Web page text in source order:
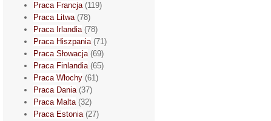
Praca Francja(119)
Praca Litwa(78)
Praca Irlandia(78)
Praca Hiszpania(71)
Praca Słowacja(69)
Praca Finlandia(65)
Praca Włochy (61)
Praca Dania(37)
Praca Malta(32)
Praca Estonia(27)